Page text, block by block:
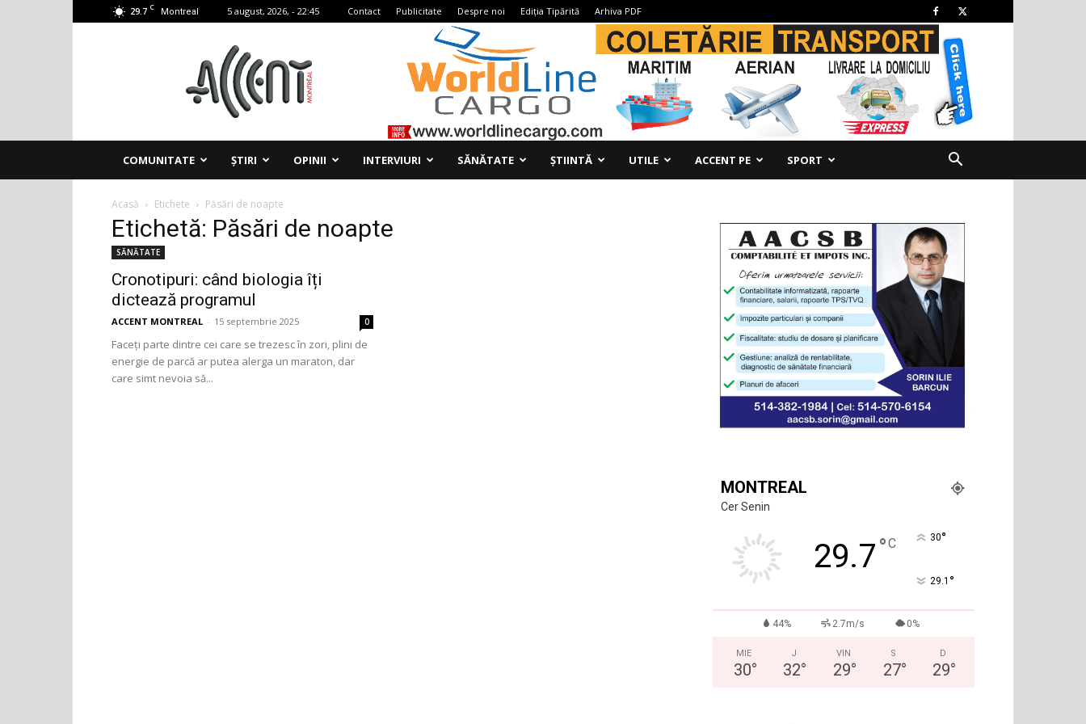
29.7 C Montreal 5 august, 2026, - 22:45 Contact Publicitate Despre noi Ediția Tipărită Arhiva PDF
Montreal
COMUNITATE ȘTIRI OPINII INTERVIURI SĂNĂTATE ȘTIINTĂ UTILE ACCENT PE SPORT
Acasă Etichete Păsări de noapte
Etichetă: Păsări de noapte
SĂNĂTATE
Cronotipuri: când biologia îți
dictează programul
ACCENT MONTREAL - 15 septembrie 2025 0
Faceți parte dintre cei care se trezesc în zori, plini de
energie de parcă ar putea alerga un maraton, dar
care simt nevoia să...
MONTREAL
Cer Senin
29.7°C 30°
29.1 °
44% 2.7m/s 0%
MIE
30°
J
32°
VIN
29°
S
27°
D
29°